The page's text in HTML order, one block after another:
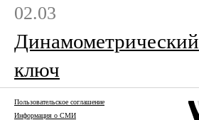
02.03
Динамометрический
ключ
Пользовательское соглашение
Информация о СМИ